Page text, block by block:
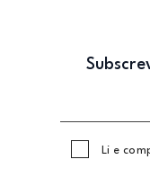
Li e